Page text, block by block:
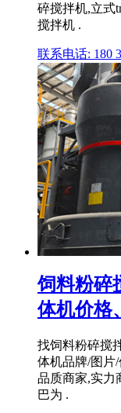
碎搅拌机,立式
搅拌机 .
联系电话: 180
饲料粉碎
体机价格
找饲料粉碎搅
体机品牌/图片
品质商家,实力
巴为 .